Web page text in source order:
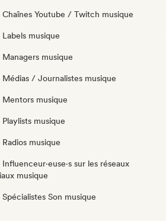
Chaînes Youtube / Twitch musique
Labels musique
Managers musique
Médias / Journalistes musique
Mentors musique
Playlists musique
Radios musique
Influenceur·euse·s sur les réseaux
musique
Spécialistes Son musique